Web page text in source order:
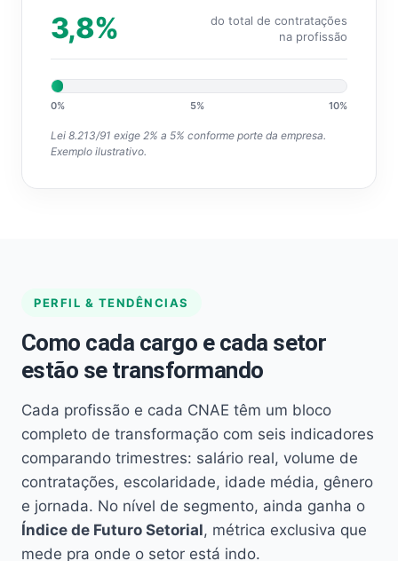
3,8%
do total de contratações
na profissão
0% 5% 10%
Lei 8.213/91 exige 2% a 5% conforme porte da empresa.
Exemplo ilustrativo.
PERFIL & TENDÊNCIAS
Como cada cargo e cada setor
estão se transformando
Cada profissão e cada CNAE têm um bloco
completo de transformação com seis indicadores
comparando trimestres: salário real, volume de
contratações, escolaridade, idade média, gênero
e jornada. No nível de segmento, ainda ganha o
Índice de Futuro Setorial, métrica exclusiva que
mede pra onde o setor está indo.